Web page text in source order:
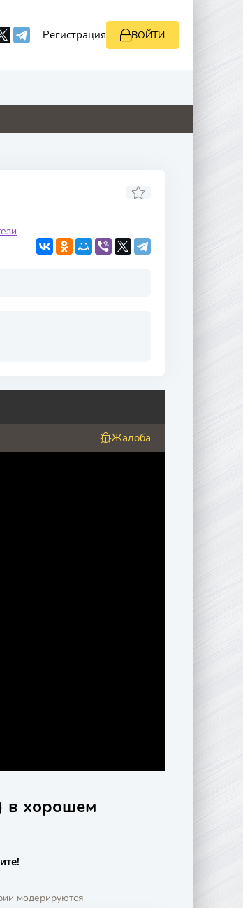
Регистрация ВОЙТИ
0 0
Жалоба
в хорошем
модерируются